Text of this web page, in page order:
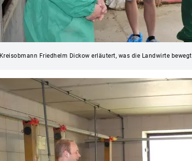
Kreisobmann Friedhelm Dickow erläutert, was die Landwirte bewegt